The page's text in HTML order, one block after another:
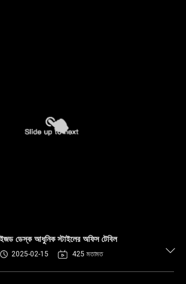
ডেস্ক আধুনিক স্টাইলের অফিস টেবিল
2025-02-15 425 মতামত